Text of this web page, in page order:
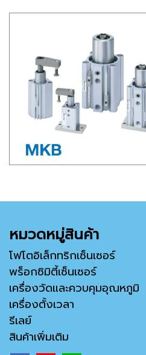
หมวดหมู่สินค้า
โฟโตอิเล็กทริกเซ็นเซอร์
พร็อกซิมิตี้เซ็นเซอร์
เครื่องวัดและควบคุมอุณหภูมิ
เครื่องตั้งเวลา
รีเลย์
สินค้าเพิ่มเติม